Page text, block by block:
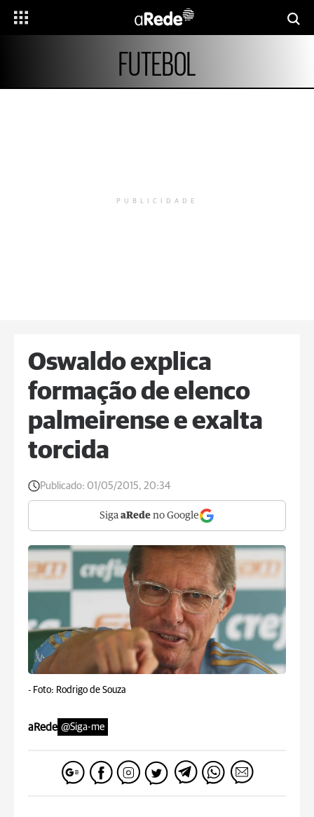
FUTEBOL
PUBLICIDADE
Oswaldo explica
formação de elenco
palmeirense e exalta
torcida
Publicado: 01/05/2015, 20:34
Siga aRede no Google
- Foto: Rodrigo de Souza
aRede @Siga-me